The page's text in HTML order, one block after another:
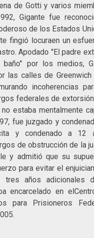
de Gotti y varios
Gigante fue
de los Estados
fingió locuraen un
Apodado "El padre
por los medios,
las calles de
incoherencias
federales de
estaba mentalmente
fue juzgado y
y condenado a 12
de obstrucción de la
y admitió que su
para evitar el
tres años adicionales
encarcelado en
para Prisioneros